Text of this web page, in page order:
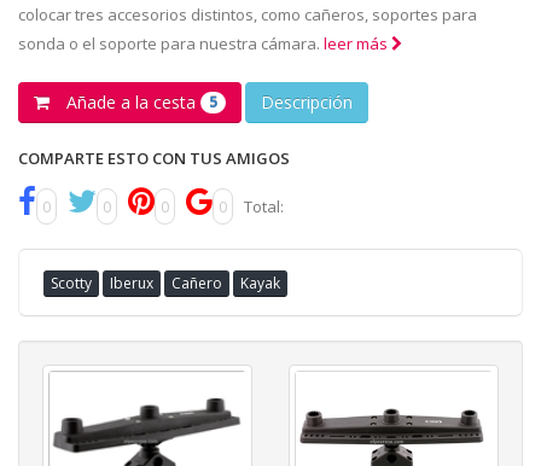
colocar tres accesorios distintos, como cañeros, soportes para
sonda o el soporte para nuestra cámara. leer más
Añade a la cesta 5 Descripción
COMPARTE ESTO CON TUS AMIGOS
0 0 0 0 Total:
Scotty Iberux Cañero Kayak